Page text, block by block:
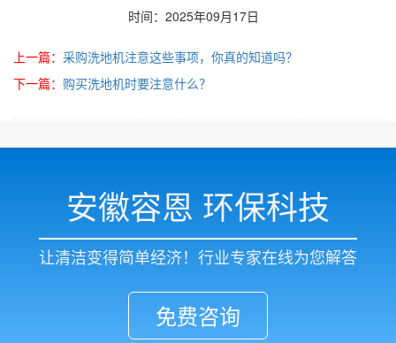
时间：2025年09月17日
上一篇： 采购洗地机注意这些事项，你真的知道吗？
下一篇： 购买洗地机时要注意什么？
安徽容恩 环保科技
让清洁变得简单经济！行业专家在线为您解答
免费咨询